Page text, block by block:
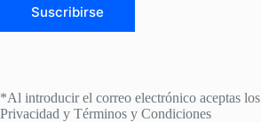
Suscribirse
*Al introducir el correo electrónico aceptas los
Privacidad y Términos y Condiciones